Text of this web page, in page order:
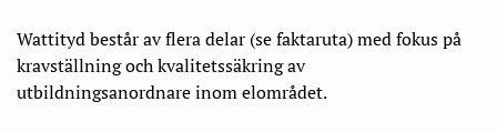
Wattityd består av flera delar (se faktaruta) med fokus på
kravställning och kvalitetssäkring av
utbildningsanordnare inom elområdet.